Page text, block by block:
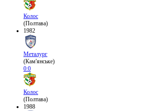
Колос
(Полтава)
1982
Металург
(Кам'янське)
0:0
Колос
(Полтава)
1988